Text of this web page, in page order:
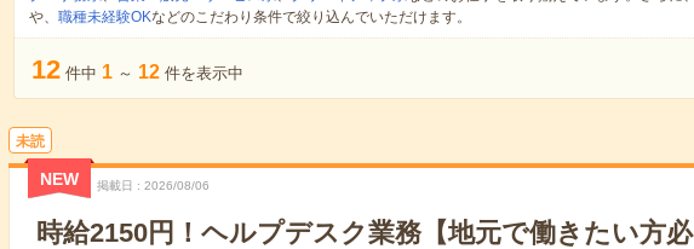
や、 職種未経験OKなどのこだわり条件で絞り込んでいただけます。
12 件中 1 ～ 12 件を表示中
未読
NEW 掲載日 2026/08/06
時給2150円！ヘルプデスク業務【地元で働きたい方必